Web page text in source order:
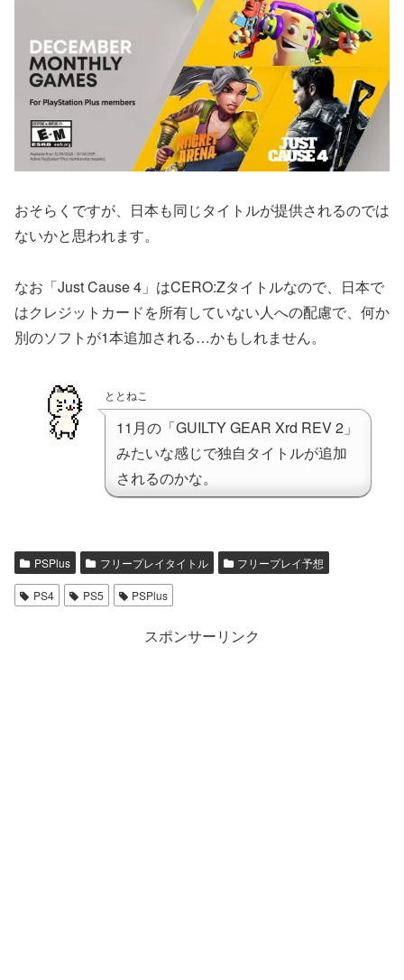
おそらくですが、日本も同じタイトルが提供されるのでは
ないかと思われます。
なお「Just Cause 4」はCERO:Zタイトルなので、日本で
はクレジットカードを所有していない人への配慮で、何か
別のソフトが1本追加される…かもしれません。
ととねこ
11月の「GUILTY GEAR Xrd REV 2」
みたいな感じで独自タイトルが追加
されるのかな。
PSPlus フリープレイタイトル フリープレイ予想
PS4 PS5 PSPlus
スポンサーリンク